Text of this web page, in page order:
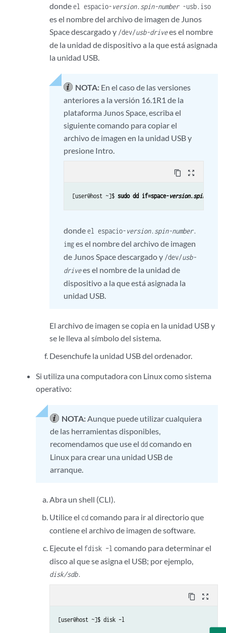
dondeel espacio-version. spin-number-usb.iso
es el nombre del archivo de imagen de Junos
Space descargado y /dev/usb-drivees el nombre
de la unidad de dispositivo a la que está asignada
la unidad USB.
NOTA: En el caso de las versiones
anteriores a la versión 16.1R1 de la
plataforma Junos Space, escriba el
siguiente comando para copiar el
archivo de imagen en la unidad USB y
presione Intro.
content_copy zoom_out_map
[user@host ~]$ sudo dd if=space-version.spinnumber
dondeel espacio-version. spin-number.
imges el nombre del archivo de imagen
de Junos Space descargado y /dev/usb-
drivees el nombre de la unidad de
dispositivo a la que está asignada la
unidad USB.
El archivo de imagen se copia en la unidad USB y
se le lleva al símbolo del sistema.
Desenchufe la unidad USB del ordenador.
Si utiliza una computadora con Linux como sistema
operativo:
NOTA: Aunque puede utilizar cualquiera
de las herramientas disponibles,
recomendamos que use el ddcomando en
Linux para crear una unidad USB de
arranque.
Abra un shell (CLI).
Utilice el cdcomando para ir al directorio que
contiene el archivo de imagen de software.
Ejecute el fdisk –l comando para determinar el
disco al que se asigna el USB; por ejemplo,
disk/sdb.
content_copy zoom_out_map
[user@host ~]$ disk –l